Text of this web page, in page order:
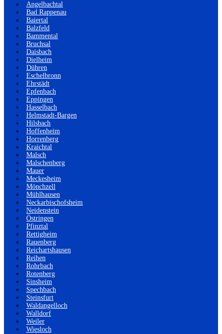
Angelbachtal
Bad Rappenau
Baiertal
Balzfeld
Bammental
Bruchsal
Daisbach
Dielheim
Dühren
Eschelbronn
Ehrstädt
Epfenbach
Eppingen
Hasselbach
Helmstadt-Bargen
Hilsbach
Hoffenheim
Horrenberg
Kraichtal
Malsch
Malschenberg
Mauer
Meckesheim
Mönchzell
Mühlhausen
Neckarbischofsheim
Neidenstein
Östringen
Pfinztal
Rettigheim
Rauenberg
Reichartshausen
Reihen
Rohrbach
Rotenberg
Sinsheim
Spechbach
Steinsfurt
Waldangelloch
Walldorf
Weiler
Wiesloch